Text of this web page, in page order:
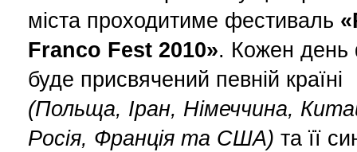
міста проходитиме фестиваль
Franco Fest 2010». Кожен день
буде присвячений певній країні
(Польща, Іран, Німеччина,
Росія, Франція та США) та її